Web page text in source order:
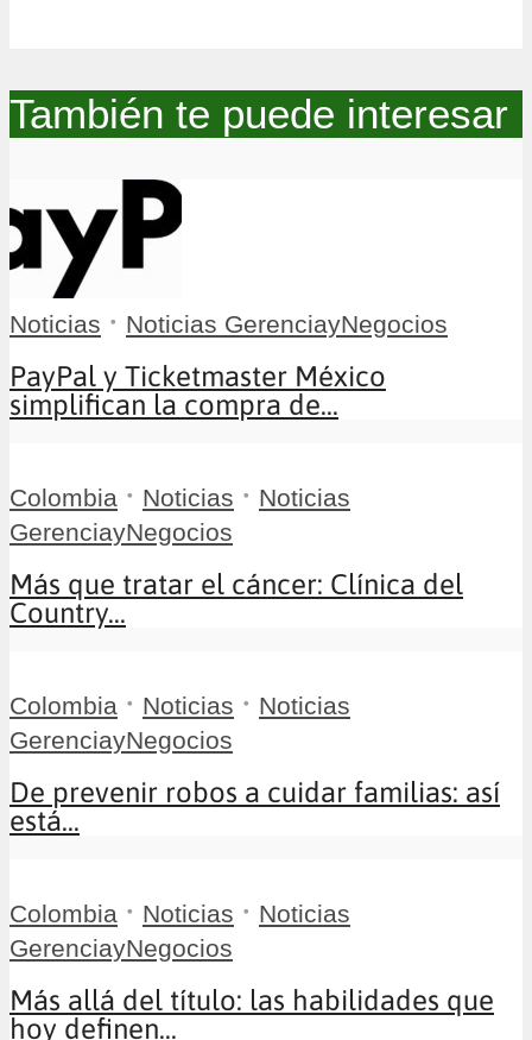
También te puede interesar
Noticias • Noticias GerenciayNegocios
PayPal y Ticketmaster México
simplifican la compra de...
Colombia • Noticias • Noticias
GerenciayNegocios
Más que tratar el cáncer: Clínica del
Country...
Colombia • Noticias • Noticias
GerenciayNegocios
De prevenir robos a cuidar familias: así
está...
Colombia • Noticias • Noticias
GerenciayNegocios
Más allá del título: las habilidades que
hoy definen...